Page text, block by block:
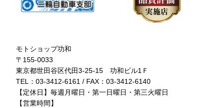
モトショップ功和
〒155-0033
東京都世田谷区代田3-25-15 功和ビル1Ｆ
TEL：03-3412-6161 / FAX：03-3412-6140
【定休日】毎週月曜日・第一日曜日・第三火曜日
【営業時間】